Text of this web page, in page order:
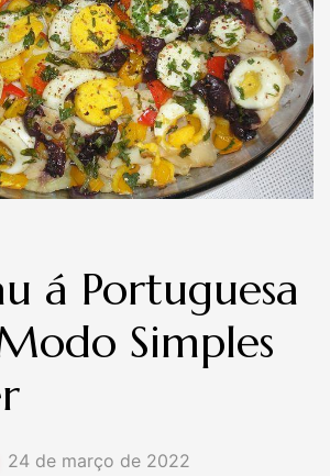
á Portuguesa
Simples
24 de março de 2022